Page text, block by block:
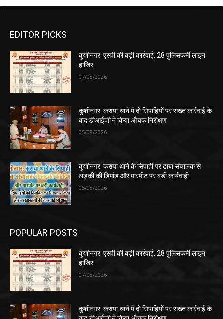
EDITOR PICKS
कुशीनगर: एसपी की बड़ी कार्रवाई, 28 पुलिसकर्मी लाइन
हाजिर
07/08/2026
कुशीनगर: कसया थाने में दो सिपाहियों पर सख्त कार्रवाई के
बाद डीआईजी ने किया औचक निरीक्षण
05/08/2026
कुशीनगर: कसया थाने के सिपाही पर ढाबा संचालक से
लड़की की डिमांड और मारपीट पर बड़ी कार्यवाही
05/08/2026
POPULAR POSTS
कुशीनगर: एसपी की बड़ी कार्रवाई, 28 पुलिसकर्मी लाइन
हाजिर
07/08/2026
कुशीनगर: कसया थाने में दो सिपाहियों पर सख्त कार्रवाई के